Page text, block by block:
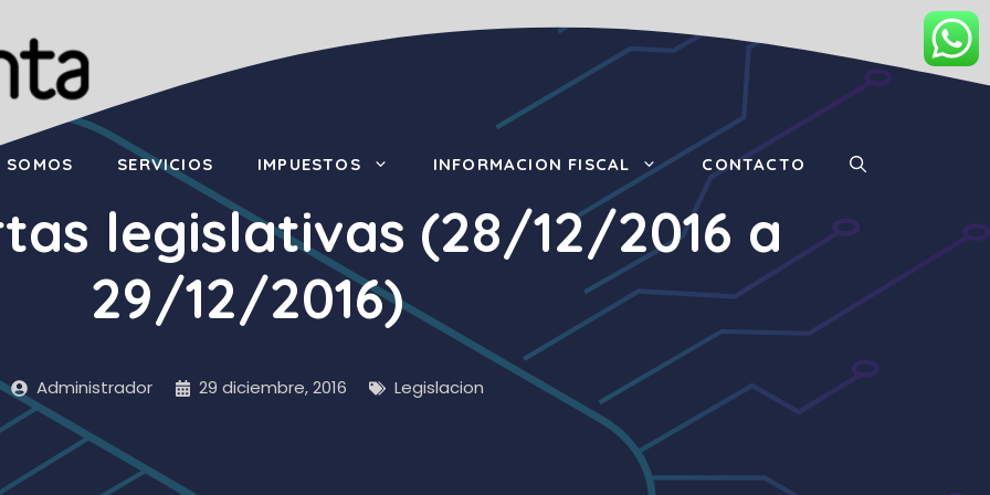
SOMOS SERVICIOS IMPUESTOS INFORMACION FISCAL CONTACTO
legislativas (28/12/2016 a
29/12/2016)
Administrador 29 diciembre, 2016 Legislacion